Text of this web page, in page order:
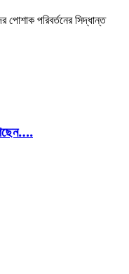
পোশাক পরিবর্তনের সিদ্ধান্ত